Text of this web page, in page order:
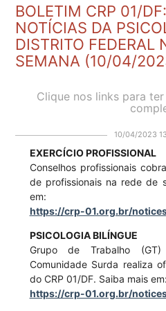
BOLETIM CRP 01/
NOTÍCIAS DA
DISTRITO FEDERAL
SEMANA (10/04/
Clique nos links para
10/04/2023
EXERCÍCIO PROFISSIONAL
Conselhos profissionais
de profissionais na rede de
em:
https://crp-01.org.br/
PSICOLOGIA BILÍNGUE
Grupo de Trabalho
Comunidade Surda realiza
do CRP 01/DF. Saiba mais em:
https://crp-01.org.br/